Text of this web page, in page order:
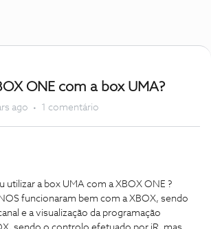
ONE com a box UMA?
ago 1 comentário
utilizar a box UMA com a XBOX ONE ?
funcionaram bem com a XBOX, sendo
e a visualização da programação